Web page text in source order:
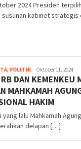
2024 Presiden
susunan kabinet
, POLITIK Vatimah
Fury
Oktober 11, 2024
DAN KEMENKEU
MAHKAMAH
HAKIM
lalu Mahkamah
delapan […]